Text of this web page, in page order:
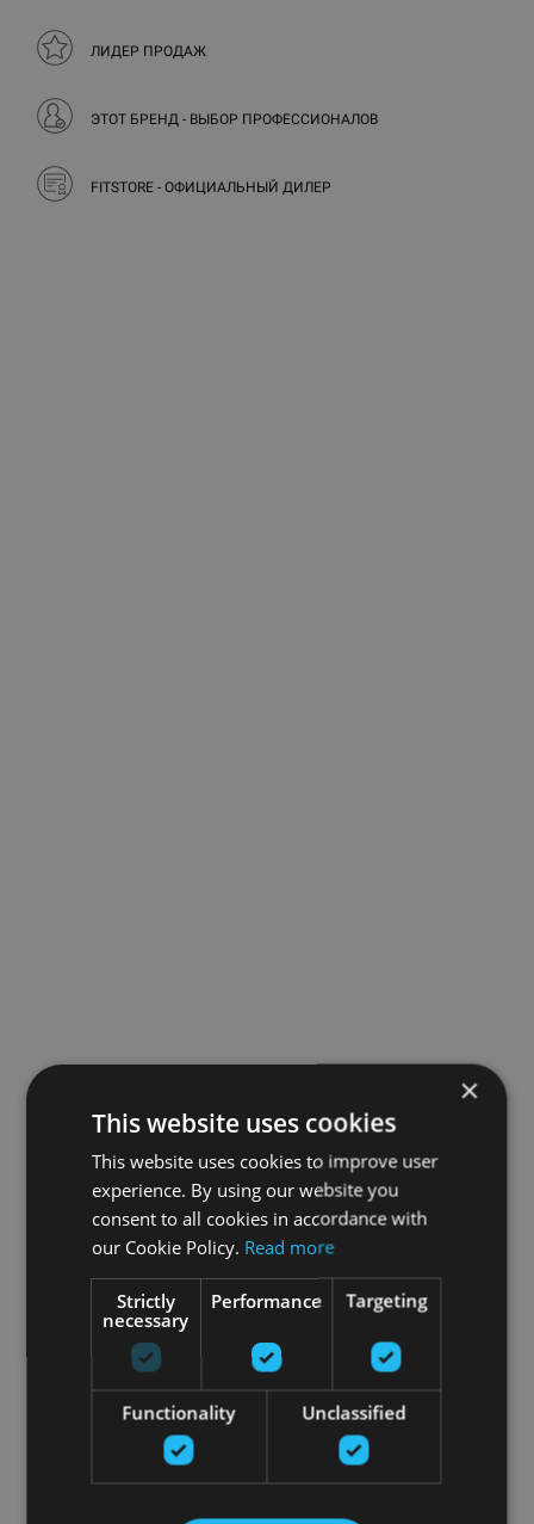
ЛИДЕР ПРОДАЖ
ЭТОТ БРЕНД - ВЫБОР ПРОФЕССИОНАЛОВ
FITSTORE - ОФИЦИАЛЬНЫЙ ДИЛЕР
×
This website uses cookies
This website uses cookies to improve user
experience. By using our website you
consent to all cookies in accordance with
our Cookie Policy. Read more
Strictly
necessary
Performance Targeting
Functionality Unclassified